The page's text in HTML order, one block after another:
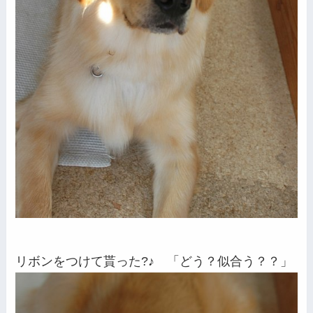
リボンをつけて貰った?♪ 「どう？似合う？？」